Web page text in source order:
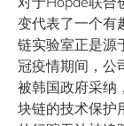
变代表了一个有
链实验室正是源
冠疫情期间，公
被韩国政府采纳
块链的技术保护